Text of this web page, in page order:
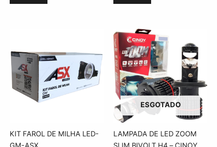
KIT FAROL DE MILHA LED-
ESGOTADO
LAMPADA DE LED ZOOM